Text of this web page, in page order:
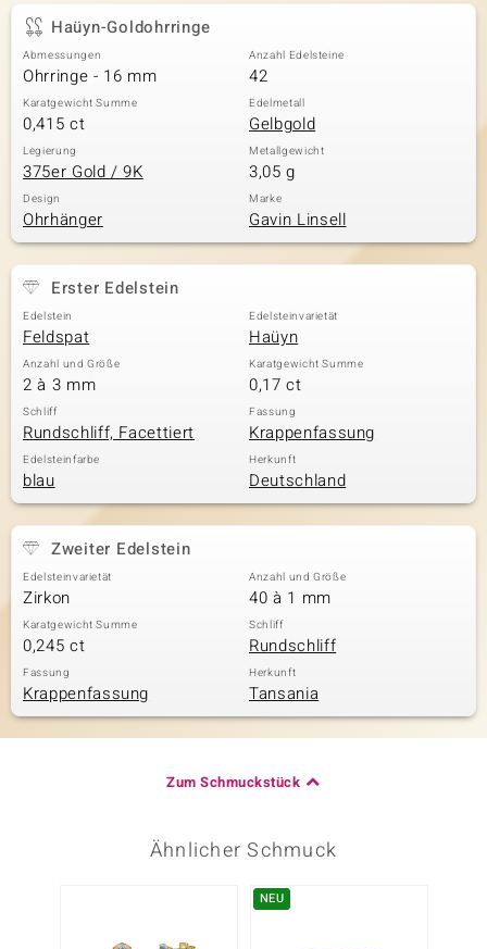
Haüyn-Goldohrringe
Abmessungen
Ohrringe - 16 mm
Anzahl Edelsteine
42
Karatgewicht Summe
0,415 ct
Edelmetall
Gelbgold
Legierung
375er Gold / 9K
Metallgewicht
3,05 g
Design
Ohrhänger
Marke
Gavin Linsell
Erster Edelstein
Edelstein
Feldspat
Edelsteinvarietät
Haüyn
Anzahl und Größe
2 à 3 mm
Karatgewicht Summe
0,17 ct
Schliff
Rundschliff, Facettiert
Fassung
Krappenfassung
Edelsteinfarbe
blau
Herkunft
Deutschland
Zweiter Edelstein
Edelsteinvarietät
Zirkon
Anzahl und Größe
40 à 1 mm
Karatgewicht Summe
0,245 ct
Schliff
Rundschliff
Fassung
Krappenfassung
Herkunft
Tansania
Zum Schmuckstück
Ähnlicher Schmuck
NEU